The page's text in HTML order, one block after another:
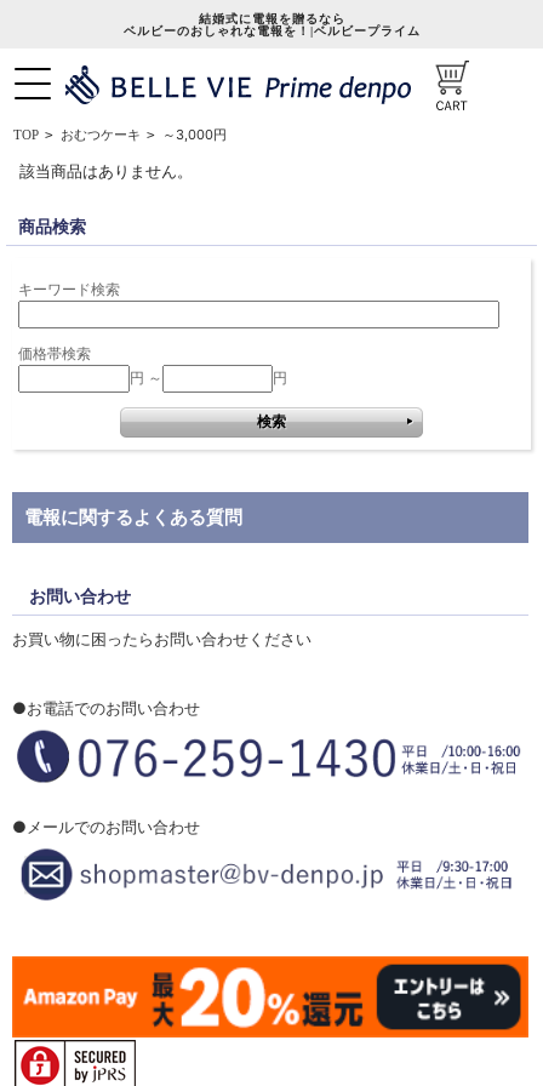
結婚式に電報を贈るなら
ベルビーのおしゃれな電報を！|ベルビープライム
TOP > おむつケーキ > ～3,000円
該当商品はありません。
商品検索
キーワード検索
価格帯検索
円 ～
円
電報に関するよくある質問
お問い合わせ
お買い物に困ったらお問い合わせください
●お電話でのお問い合わせ
●メールでのお問い合わせ